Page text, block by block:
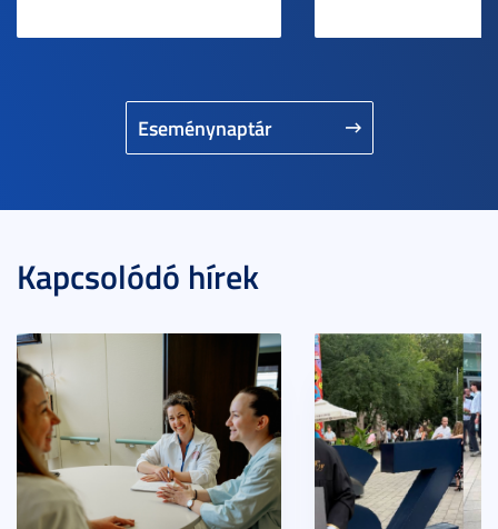
Eseménynaptár
Kapcsolódó hírek